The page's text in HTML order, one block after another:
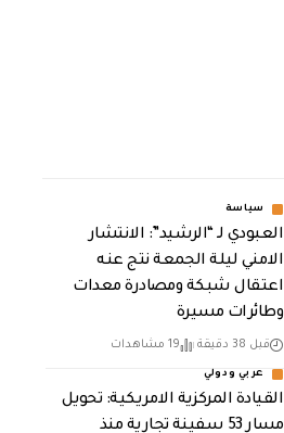
سياسة
العبودي لـ “الرشيد”: الانتشار
الامني ليلة الجمعة نتج عنه
اعتقال شبكة ومصادرة معدات
وطائرات مسيرة
قبل 38 دقيقة 19 مشاهدات
عربي ودولي
القيادة المركزية الامريكية: تحويل
مسار 53 سفينة تجارية منذ